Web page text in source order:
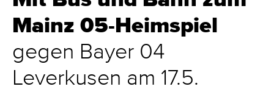
Mainz 05-Heimspiel
gegen Bayer 04
Leverkusen am 17.5.